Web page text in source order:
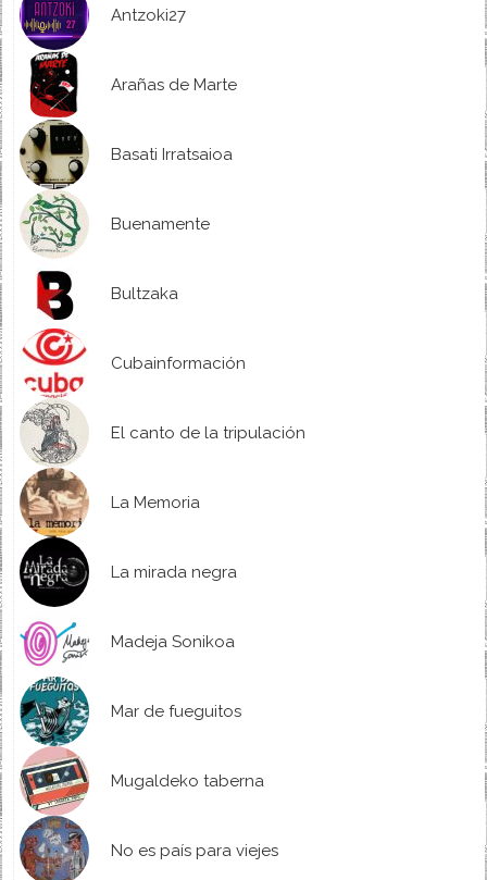
Antzoki27
Arañas de Marte
Basati Irratsaioa
Buenamente
Bultzaka
Cubainformación
El canto de la tripulación
La Memoria
La mirada negra
Madeja Sonikoa
Mar de fueguitos
Mugaldeko taberna
No es país para viejes